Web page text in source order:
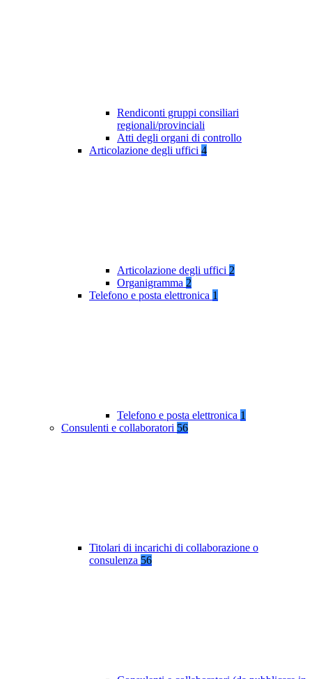
Rendiconti gruppi consiliari
regionali/provinciali
Atti degli organi di controllo
Articolazione degli uffici 4
Articolazione degli uffici 2
Organigramma 2
Telefono e posta elettronica 1
Telefono e posta elettronica 1
Consulenti e collaboratori 56
Titolari di incarichi di collaborazione o
consulenza 56